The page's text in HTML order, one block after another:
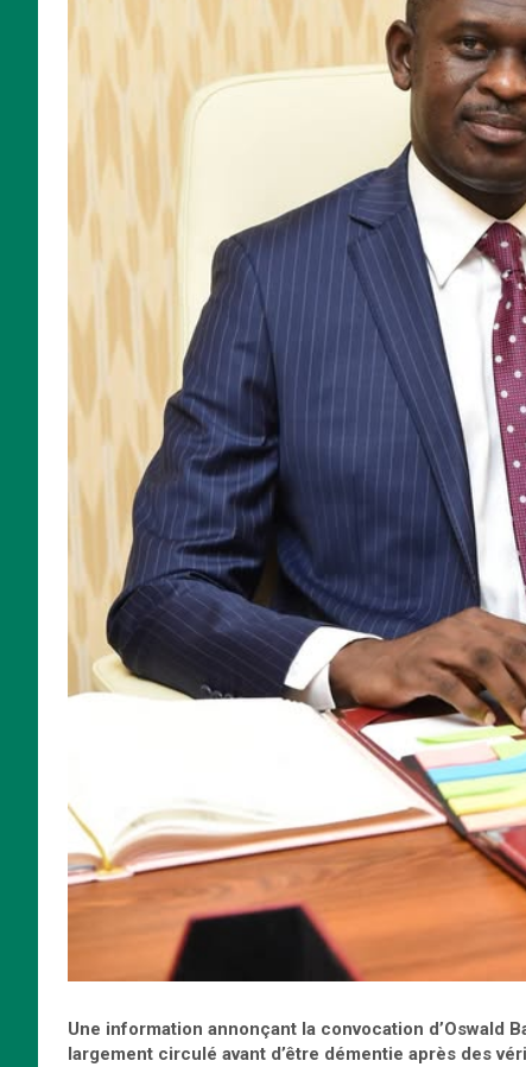
Une information annonçant la convocation d’Oswald
largement circulé avant d’être démentie après des